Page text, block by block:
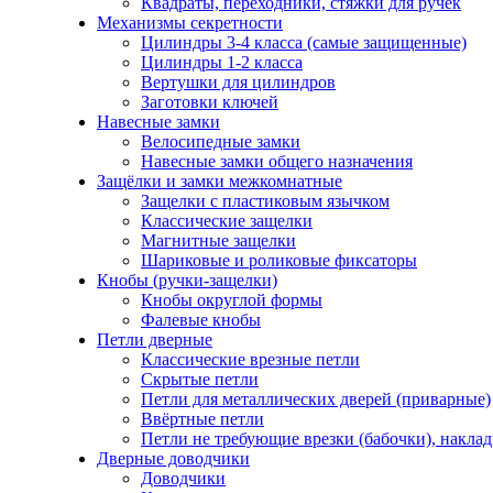
Механизмы секретности
Цилиндры 3-4 класса (самые защищенные)
Цилиндры 1-2 класса
Вертушки для цилиндров
Заготовки ключей
Навесные замки
Велосипедные замки
Навесные замки общего назначения
Защёлки и замки межкомнатные
Защелки с пластиковым язычком
Классические защелки
Магнитные защелки
Шариковые и роликовые фиксаторы
Кнобы (ручки-защелки)
Кнобы округлой формы
Фалевые кнобы
Петли дверные
Классические врезные петли
Скрытые петли
Петли для металлических дверей (приварные)
Ввёртные петли
Петли не требующие врезки (бабочки),
Дверные доводчики
Доводчики